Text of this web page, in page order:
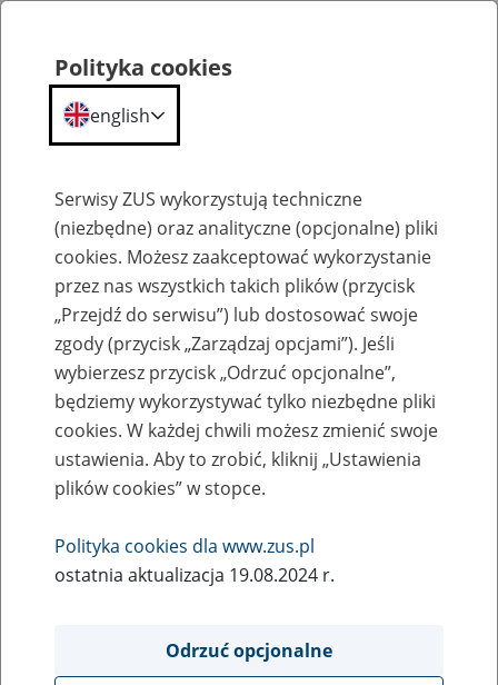
Szkolenia
Zaproś ZUS do siebie - zakładanie profili
eZUS w siedzibie Twojej firmy
Rodzaj wydarzenia
Szkolenia
obsługa klientów
Polityka cookies
english
Serwisy ZUS wykorzystują techniczne
(niezbędne) oraz analityczne (opcjonalne) pliki
cookies. Możesz zaakceptować wykorzystanie
przez nas wszystkich takich plików (przycisk
„Przejdź do serwisu”) lub dostosować swoje
zgody (przycisk „Zarządzaj opcjami”). Jeśli
wybierzesz przycisk „Odrzuć opcjonalne”,
będziemy wykorzystywać tylko niezbędne pliki
cookies. W każdej chwili możesz zmienić swoje
ustawienia. Aby to zrobić, kliknij „Ustawienia
plików cookies” w stopce.
Polityka cookies dla www.zus.pl
ostatnia aktualizacja 19.08.2024 r.
Odrzuć opcjonalne